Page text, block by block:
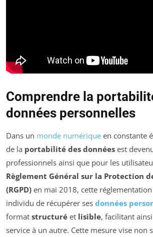
Comprendre la
données personnelles
Dans un monde numérique en constante
de la portabilité des données est
professionnels ainsi que pour les
Règlement Général sur la Protection
(RGPD) en mai 2018, cette
individu de récupérer ses données
format structuré et lisible, facilitant
service à un autre. Cette mesure vise non